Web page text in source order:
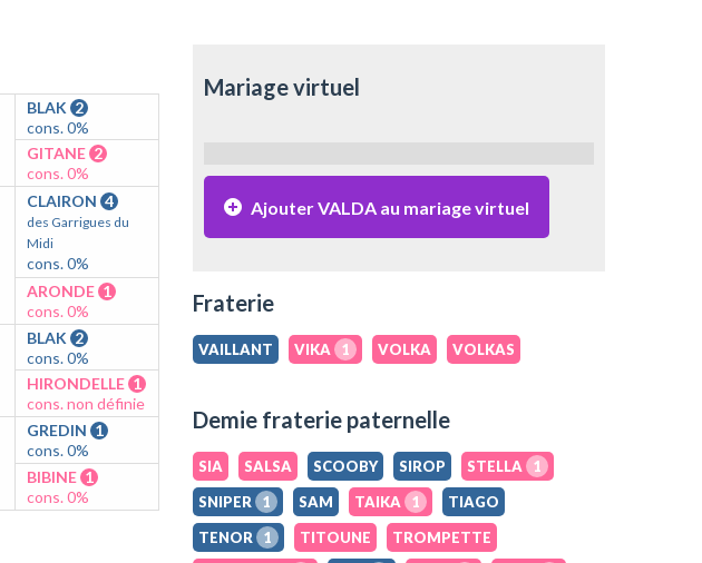
BLAK 2
cons. 0%
GITANE 2
cons. 0%
CLAIRON 4
des Garrigues du
Midi
cons. 0%
ARONDE 1
cons. 0%
BLAK 2
cons. 0%
HIRONDELLE 1
cons. non définie
GREDIN 1
cons. 0%
BIBINE 1
cons. 0%
Mariage virtuel
Ajouter VALDA au mariage virtuel
Fraterie
VAILLANT VIKA 1 VOLKA VOLKAS
Demie fraterie paternelle
SIA SALSA SCOOBY SIROP STELLA
1
SNIPER
1 SAM TAIKA 1
TIAGO
TENOR
1 TITOUNE
TROMPETTE